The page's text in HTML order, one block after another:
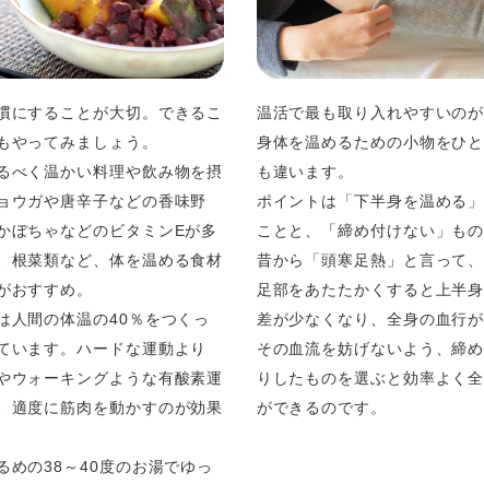
にすることが大切。できるこ
やってみましょう。
べく温かい料理や飲み物を摂
ウガや唐辛子などの香味野
ぼちゃなどのビタミンEが多
根菜類など、体を温める食材
おすすめ。
人間の体温の40％をつくっ
います。ハードな運動より
ウォーキングような有酸素運
適度に筋肉を動かすのが効果
めの38～40度のお湯でゆっ
温活で最も取り入れやすいのが
身体を温めるための小物をひ
も違います。
ポイントは「下半身を温める
ことと、「締め付けない」もの
昔から「頭寒足熱」と言って
足部をあたたかくすると上半
差が少なくなり、全身の血行
その血流を妨げないよう、締
りしたものを選ぶと効率よく
ができるのです。